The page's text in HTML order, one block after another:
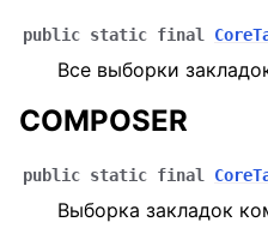
public static final
Все выборки
COMPOSER
public static final
Выборка закладок